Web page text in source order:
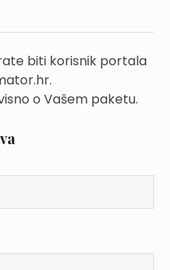
biti korisnik portala
o Vašem paketu.